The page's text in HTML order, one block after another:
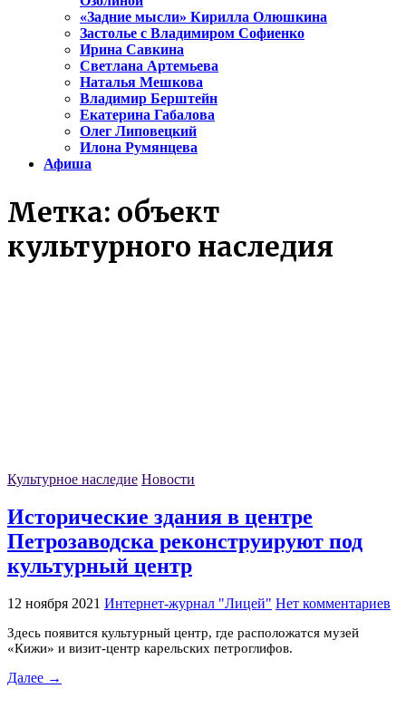
«Задние мысли» Кирилла Олюшкина
Застолье с Владимиром Софиенко
Ирина Савкина
Светлана Артемьева
Наталья Мешкова
Владимир Берштейн
Екатерина Габалова
Олег Липовецкий
Илона Румянцева
Афиша
Метка: объект
культурного наследия
Культурное наследие Новости
Исторические здания в центре
Петрозаводска реконструируют под
культурный центр
12 ноября 2021 Интернет-журнал "Лицей" Нет комментариев
Здесь появится культурный центр, где расположатся музей
«Кижи» и визит-центр карельских петроглифов.
Далее →